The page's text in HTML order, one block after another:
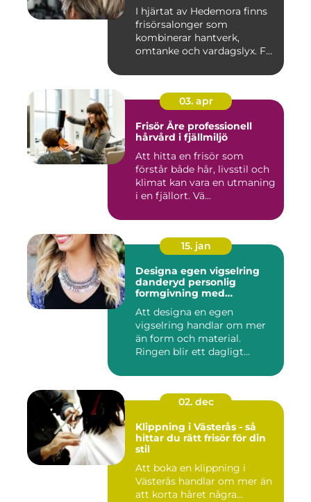
I hjärtat av Hedemora finns
frisörsalonger som
kombinerar hantverk,
omtanke och vardagslyx. För
03. apr
Frisör Åre professionell
hårvård i fjällmiljö
Att hitta en frisör som
förstår både hår, livsstil och
klimat kan vara en utmaning
i en fjällort. Vä...
15. jan
Designa egen vigselring
danderyd personlig
formgivning med
Att designa en egen
vigselring handlar om mer
än form och material.
Ringen blir ett dagligt
02. dec
Klippning i Västerås - så
hittar du rätt frisör för din
stil
Att boka en klippning i
Västerås handlar om mer än
att korta håret några...